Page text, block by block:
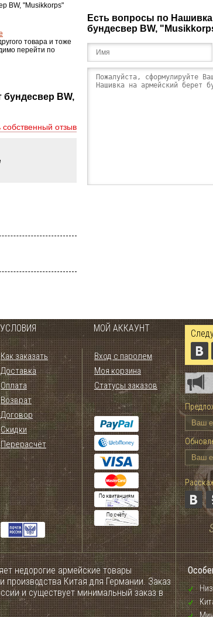
BW, "Musikkorps"
товара и тоже
перейти по
BW,
собственный отзыв
Есть вопросы по
бундесвер BW,
УСЛОВИЯ МОЙ АККАУНТ
Как заказать
Доставка
Оплата
Возврат
Договор
Скидки
Перерасчёт
Вход с паролем
Моя корзина
Статусы заказов
недорогие армейские товары
производства Китая для Германии. Заказ
и существует минимальный заказ в